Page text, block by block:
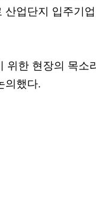
업단지 입주기
위한 현장의 목소
의했다.